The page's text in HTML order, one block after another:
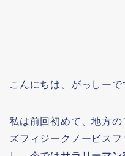
こんにちは、がっしーで
私は前回初めて、地方
ズフィジークノービス